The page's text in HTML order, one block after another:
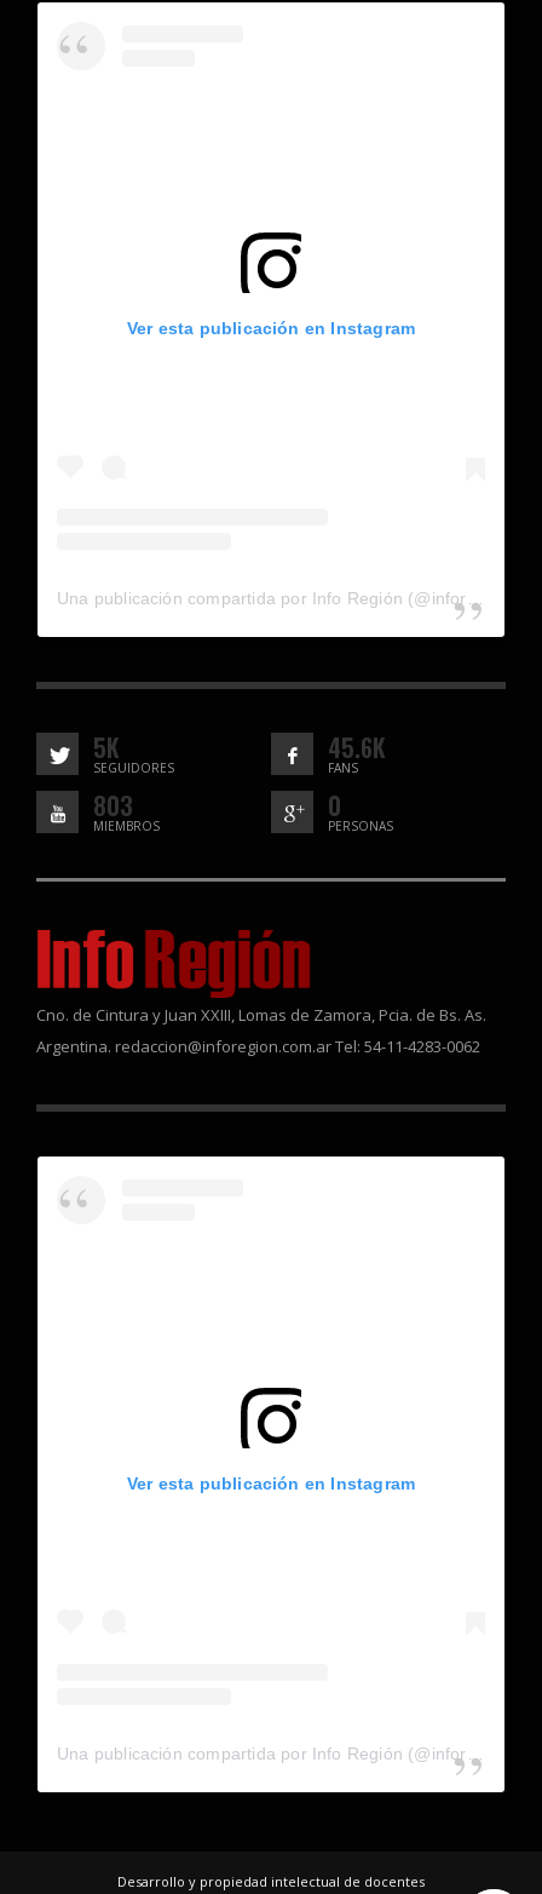
Ver esta publicación en Instagram
Una publicación compartida por Info Región (@inforegion_redes)
5K
SEGUIDORES
45.6K
FANS
803
MIEMBROS
0
PERSONAS
Cno. de Cintura y Juan XXIII, Lomas de Zamora, Pcia. de Bs. As.
Argentina. redaccion@inforegion.com.ar Tel: 54-11-4283-0062
Ver esta publicación en Instagram
Desarrollo y propiedad intelectual de docentes